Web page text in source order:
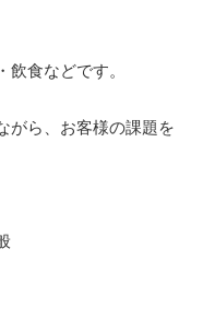
食などです。
がら、お客様の課題を